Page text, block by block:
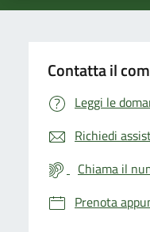
Contatta il
Leggi le
Richiedi
Chiama il
Prenota